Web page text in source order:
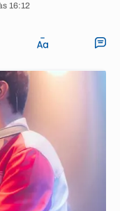
16:12